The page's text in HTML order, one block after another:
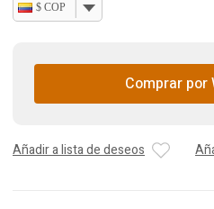
$ COP
Comprar por
Añadir a lista de deseos